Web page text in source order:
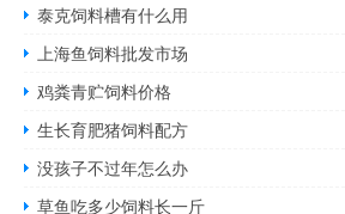
泰克饲料槽有什么用
上海鱼饲料批发市场
鸡粪青贮饲料价格
生长育肥猪饲料配方
没孩子不过年怎么办
草鱼吃多少饲料长一斤